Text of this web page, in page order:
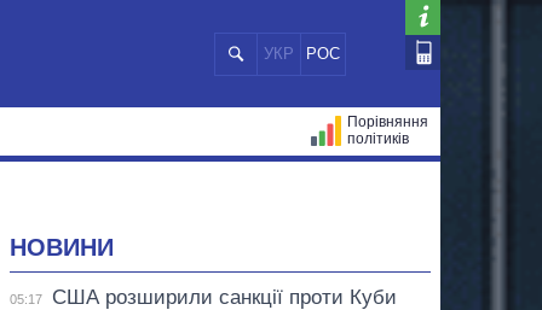
УКР РОС
Порівняння
політиків
НОВИНИ
05:17
США розширили санкції проти Куби